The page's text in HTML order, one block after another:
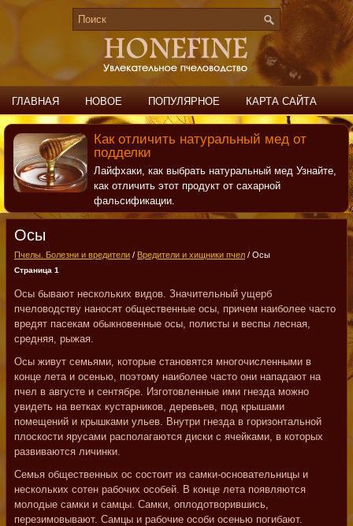
ГЛАВНАЯ НОВОЕ ПОПУЛЯРНОЕ КАРТА САЙТА
ПОИСК КОНТАКТЫ
Как отличить натуральный мед от
подделки
Лайфхаки, как выбрать натуральный мед Узнайте,
как отличить этот продукт от сахарной
фальсификации.
Осы
Пчелы. Болезни и вредители / Вредители и хищники пчел / Осы
Страница 1
Осы бывают нескольких видов. Значительный ущерб
пчеловодству наносят общественные осы, причем наиболее часто
вредят пасекам обыкновенные осы, полисты и веспы лесная,
средняя, рыжая.
Осы живут семьями, которые становятся многочисленными в
конце лета и осенью, поэтому наиболее часто они нападают на
пчел в августе и сентябре. Изготовленные ими гнезда можно
увидеть на ветках кустарников, деревьев, под крышами
помещений и крышками ульев. Внутри гнезда в горизонтальной
плоскости ярусами располагаются диски с ячейками, в которых
развиваются личинки.
Семья общественных ос состоит из самки-основательницы и
нескольких сотен рабочих особей. В конце лета появляются
молодые самки и самцы. Самки, оплодотворившись,
перезимовывают. Самцы и рабочие особи осенью погибают.